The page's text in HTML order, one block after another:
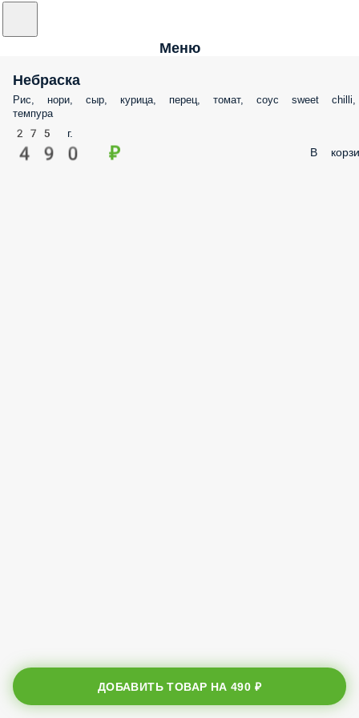
Меню
Небраска
Рис, нори, сыр, курица, перец, томат, соус sweet chilli,
темпура
275 г.
490 ₽ В
ДОБАВИТЬ ТОВАР НА490 ₽